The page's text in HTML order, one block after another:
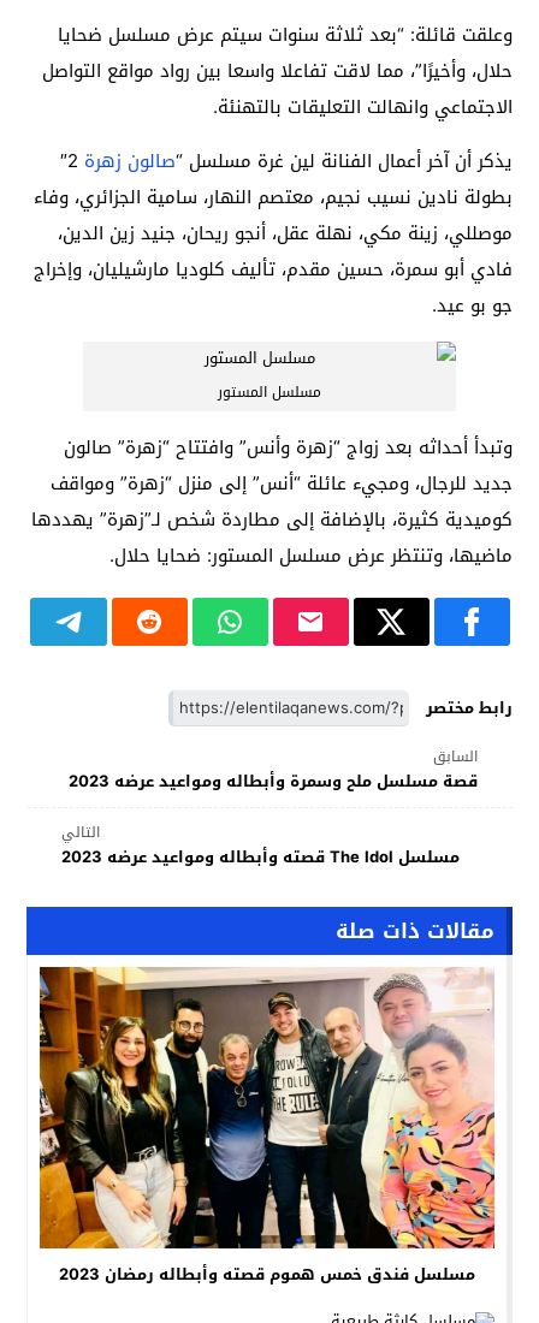
وعلقت قائلة: “بعد ثلاثة سنوات سيتم عرض مسلسل ضحايا
حلال، وأخيرًا”، مما لاقت تفاعلا واسعا بين رواد مواقع التواصل
الاجتماعي وانهالت التعليقات بالتهنئة.
يذكر أن آخر أعمال الفنانة لين غرة مسلسل “صالون زهرة 2″
بطولة نادين نسيب نجيم، معتصم النهار، سامية الجزائري، وفاء
موصللي، زينة مكي، نهلة عقل، أنجو ريحان، جنيد زين الدين،
فادي أبو سمرة، حسين مقدم، تأليف كلوديا مارشيليان، وإخراج
جو بو عيد.
مسلسل المستور
وتبدأ أحداثه بعد زواج “زهرة وأنس” وافتتاح “زهرة” صالون
جديد للرجال، ومجيء عائلة “أنس” إلى منزل “زهرة” ومواقف
كوميدية كثيرة، بالإضافة إلى مطاردة شخص لـ”زهرة” يهددها
ماضيها، وتنتظر عرض مسلسل المستور: ضحايا حلال.
رابط مختصر
السابق
قصة مسلسل ملح وسمرة وأبطاله ومواعيد عرضه 2023
التالي
مسلسل The Idol قصته وأبطاله ومواعيد عرضه 2023
مقالات ذات صلة
مسلسل فندق خمس هموم قصته وأبطاله رمضان 2023